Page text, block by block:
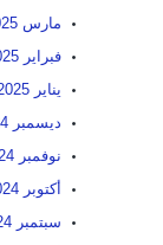
مارس 2025
فبراير 2025
يناير 2025
ديسمبر 2024
نوفمبر 2024
أكتوبر 2024
سبتمبر 2024